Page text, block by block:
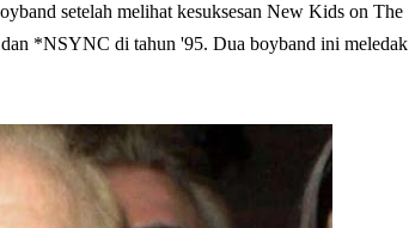
setelah melihat kesuksesan New Kids on The
*NSYNC di tahun '95. Dua boyband ini meledak